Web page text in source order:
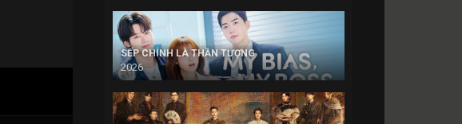
SẾP CHÍNH LÀ THẦN TƯỢNG
2026